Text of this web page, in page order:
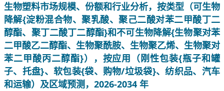
生物塑料市场规模、份额和行业分析，按类型（可生物
降解{淀粉混合物、聚乳酸、聚己二酸对苯二甲酸丁二
醇酯、聚丁二酸丁二醇酯}和不可生物降解{生物聚对苯
二甲酸乙二醇酯、生物聚酰胺、生物聚乙烯、生物聚对
苯二甲酸丙二醇酯}），按应用（刚性包装{瓶子和罐
子、托盘}、软包装{袋、购物/垃圾袋}、纺织品、汽车
和运输）及区域预测，2026-2034 年